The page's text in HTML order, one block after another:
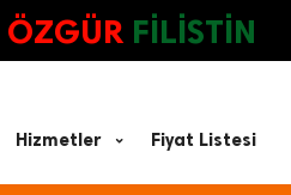
ÖZGÜR FİLİSTİN
Hizmetler Fiyat Listesi